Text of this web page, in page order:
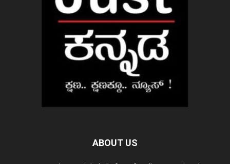
ABOUT US